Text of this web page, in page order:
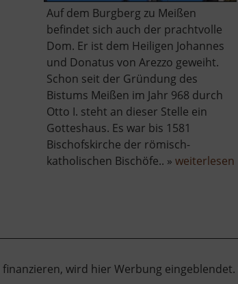
Auf dem Burgberg zu Meißen
befindet sich auch der prachtvolle
Dom. Er ist dem Heiligen Johannes
und Donatus von Arezzo geweiht.
Schon seit der Gründung des
Bistums Meißen im Jahr 968 durch
Otto I. steht an dieser Stelle ein
Gotteshaus. Es war bis 1581
Bischofskirche der römisch-
katholischen Bischöfe.. »weiterlesen
wird hier Werbung eingeblendet.